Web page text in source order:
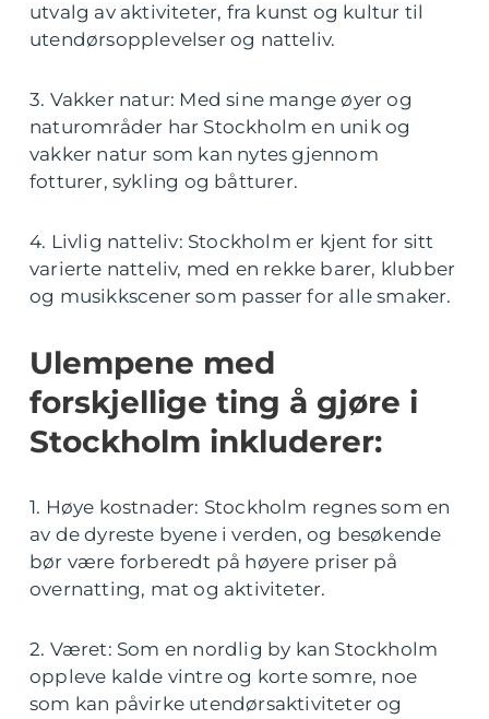
utvalg av aktiviteter, fra kunst og kultur til
utendørsopplevelser og natteliv.
3. Vakker natur: Med sine mange øyer og
naturområder har Stockholm en unik og
vakker natur som kan nytes gjennom
fotturer, sykling og båtturer.
4. Livlig natteliv: Stockholm er kjent for sitt
varierte natteliv, med en rekke barer, klubber
og musikkscener som passer for alle smaker.
Ulempene med
forskjellige ting å gjøre i
Stockholm inkluderer:
1. Høye kostnader: Stockholm regnes som en
av de dyreste byene i verden, og besøkende
bør være forberedt på høyere priser på
overnatting, mat og aktiviteter.
2. Været: Som en nordlig by kan Stockholm
oppleve kalde vintre og korte somre, noe
som kan påvirke utendørsaktiviteter og